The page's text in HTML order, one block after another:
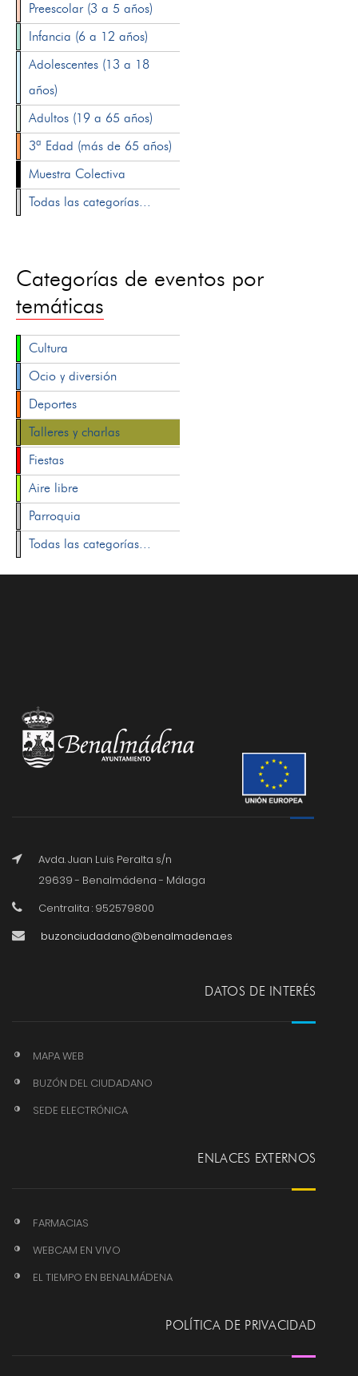
Preescolar (3 a 5 años)
Infancia (6 a 12 años)
Adolescentes (13 a 18
años)
Adultos (19 a 65 años)
3ª Edad (más de 65 años)
Muestra Colectiva
Todas las categorías...
Categorías de eventos por
temáticas
Cultura
Ocio y diversión
Deportes
Talleres y charlas
Fiestas
Aire libre
Parroquia
Todas las categorías...
Avda. Juan Luis Peralta s/n
29639 - Benalmádena - Málaga
Centralita : 952579800
buzonciudadano@benalmadena.es
DATOS DE INTERÉS
MAPA WEB
BUZÓN DEL CIUDADANO
SEDE ELECTRÓNICA
ENLACES EXTERNOS
FARMACIAS
WEBCAM EN VIVO
EL TIEMPO EN BENALMÁDENA
POLÍTICA DE PRIVACIDAD